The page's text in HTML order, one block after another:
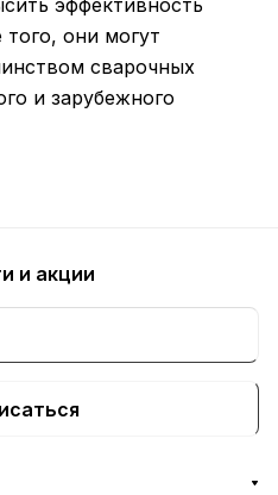
эффективность
они могут
сварочных
и зарубежного
и акции